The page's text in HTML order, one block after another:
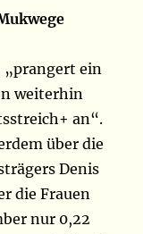
„prangert ein
weiterhin
an“.
über die
Denis
die Frauen
nur 0,22